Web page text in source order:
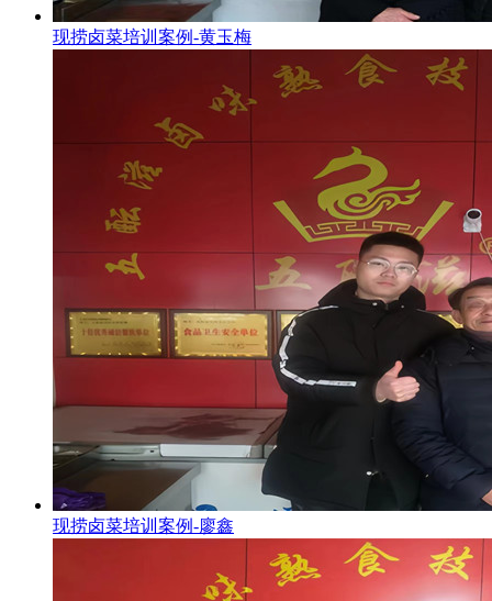
现捞卤菜培训案例-黄玉梅
现捞卤菜培训案例-廖鑫